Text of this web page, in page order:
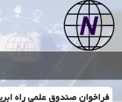
فراخوان صندوق علمی راه